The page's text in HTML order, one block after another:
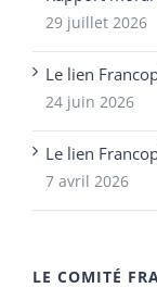
29 juillet 2026
Le lien
24 juin 2026
Le lien
7 avril 2026
LE COMITÉ